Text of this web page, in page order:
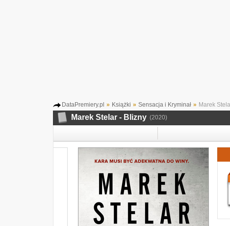
DataPremiery.pl » Książki » Sensacja i Kryminał » Marek
Marek Stelar - Blizny (2020)